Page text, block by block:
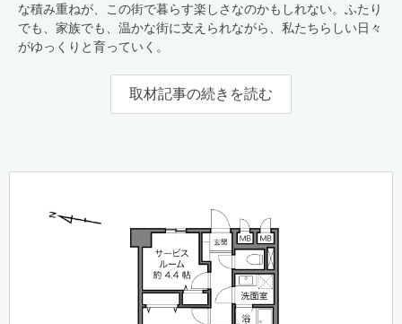
な積み重ねが、この街で暮らす楽しさなのかもしれない。ふたり
でも、家族でも、温かな街に支えられながら、私たちらしい日々
がゆっくりと育っていく。
取材記事の続きを読む